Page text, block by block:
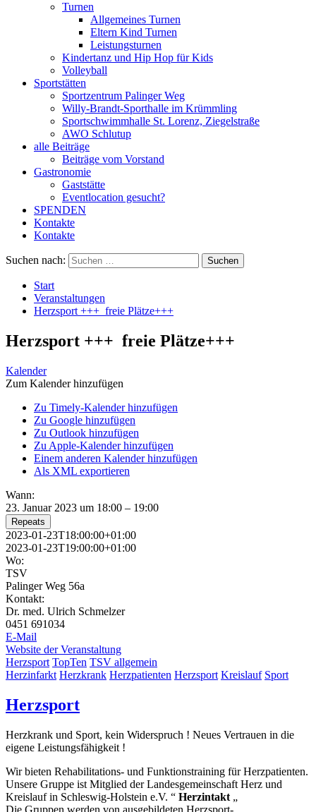
Turnen
Allgemeines Turnen
Eltern Kind Turnen
Leistungsturnen
Kindertanz und Hip Hop für Kids
Volleyball
Sportstätten
Sportzentrum Palinger Weg
Willy-Brandt-Sporthalle im Krümmling
Sportschwimmhalle St. Lorenz, Ziegelstraße
AWO Schlutup
alle Beiträge
Beiträge vom Vorstand
Gastronomie
Gaststätte
Eventlocation gesucht?
SPENDEN
Kontakte
Kontakte
Suchen nach:
Start
Veranstaltungen
Herzsport +++ freie Plätze+++
Herzsport +++ freie Plätze+++
Kalender
Zum Kalender hinzufügen
Zu Timely-Kalender hinzufügen
Zu Google hinzufügen
Zu Outlook hinzufügen
Zu Apple-Kalender hinzufügen
Einem anderen Kalender hinzufügen
Als XML exportieren
Wann:
23. Januar 2023 um 18:00 – 19:00
Repeats
2023-01-23T18:00:00+01:00
2023-01-23T19:00:00+01:00
Wo:
TSV
Palinger Weg 56a
Kontakt:
Dr. med. Ulrich Schmelzer
0451 691034
E-Mail
Website der Veranstaltung
Herzsport TopTen TSV allgemein
Herzinfarkt Herzkrank Herzpatienten Herzsport Kreislauf Sport
Herzsport
Herzkrank und Sport, kein Widerspruch ! Neues Vertrauen in die
eigene Leistungsfähigkeit !
Wir bieten Rehabilitations- und Funktionstraining für Herzpatienten.
Unsere Gruppe ist Mitglied der Landesgemeinschaft Herz und
Kreislauf in Schleswig-Holstein e.V. “ Herzintakt „
Die Gruppen werden von ausgebildeten Herzsport-